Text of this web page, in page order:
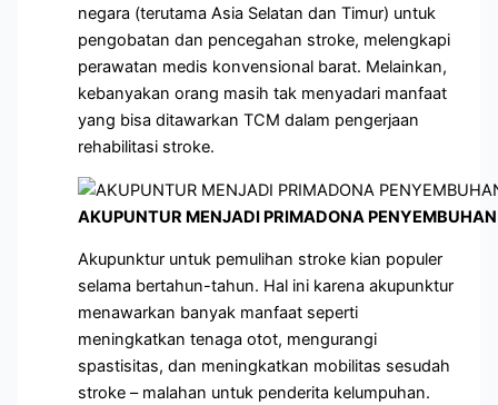
negara (terutama Asia Selatan dan Timur) untuk
pengobatan dan pencegahan stroke, melengkapi
perawatan medis konvensional barat. Melainkan,
kebanyakan orang masih tak menyadari manfaat
yang bisa ditawarkan TCM dalam pengerjaan
rehabilitasi stroke.
AKUPUNTUR MENJADI PRIMADONA
Akupunktur untuk pemulihan stroke kian populer
selama bertahun-tahun. Hal ini karena akupunktur
menawarkan banyak manfaat seperti
meningkatkan tenaga otot, mengurangi
spastisitas, dan meningkatkan mobilitas sesudah
stroke – malahan untuk penderita kelumpuhan.